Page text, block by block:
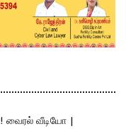
வைரல் வீடியோ |